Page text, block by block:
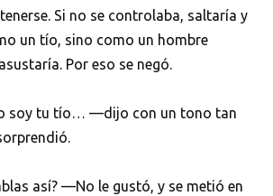
Si no se controlaba, saltaría y
un tío, sino como un hombre
Por eso se negó.
soy tu tío… —dijo con un tono tan
así? —No le gustó, y se metió en